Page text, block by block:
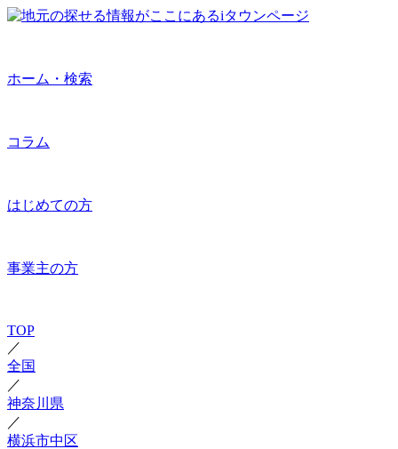
ホーム・検索
コラム
はじめての方
事業主の方
TOP
／
全国
／
神奈川県
／
横浜市中区